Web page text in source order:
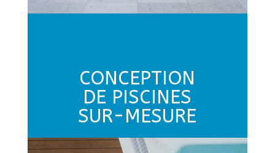
CONCEPTION
DE PISCINES
SUR-MESURE